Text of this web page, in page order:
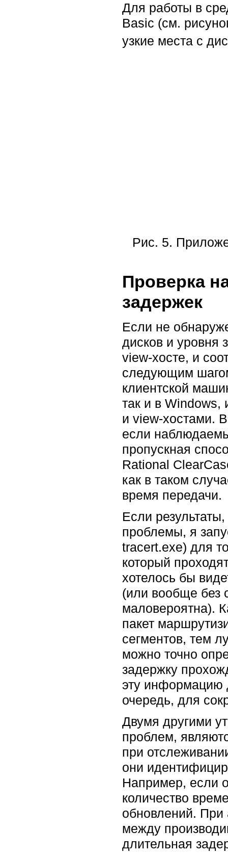
Для работы в
Basic (см.
узкие места с
Рис. 5.
Проверка
задержек
Если не
дисков и уровня
view-хосте, и
следующим
клиентской
так и в Windows,
и view-хостами.
если
пропускная
Rational
как в таком
время передачи.
Если
проблемы, я
tracert.exe) для
который
хотелось бы
(или вообще без
маловероятна).
пакет
сегментов, тем
можно точно
задержку
эту информацию
очередь, для
Двумя другими
проблем,
при
они
Например, если
количество
обновлений.
между
длительная